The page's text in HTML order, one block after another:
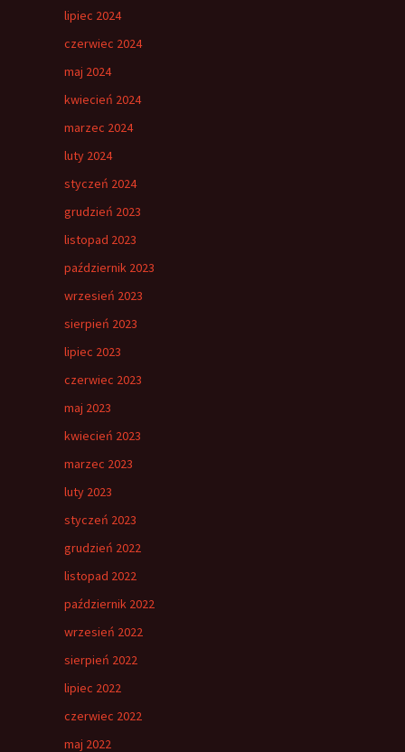
lipiec 2024
czerwiec 2024
maj 2024
kwiecień 2024
marzec 2024
luty 2024
styczeń 2024
grudzień 2023
listopad 2023
październik 2023
wrzesień 2023
sierpień 2023
lipiec 2023
czerwiec 2023
maj 2023
kwiecień 2023
marzec 2023
luty 2023
styczeń 2023
grudzień 2022
listopad 2022
październik 2022
wrzesień 2022
sierpień 2022
lipiec 2022
czerwiec 2022
maj 2022